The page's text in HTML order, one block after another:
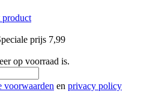
product
prijs 7,99
op voorraad is.
voorwaarden en privacy policy